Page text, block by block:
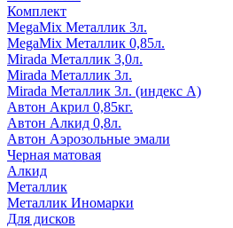
Комплект
MegaMix Металлик 3л.
MegaMix Металлик 0,85л.
Mirada Металлик 3,0л.
Mirada Металлик 3л.
Mirada Металлик 3л. (индекс А)
Автон Акрил 0,85кг.
Автон Алкид 0,8л.
Автон Аэрозольные эмали
Черная матовая
Алкид
Металлик
Металлик Иномарки
Для дисков